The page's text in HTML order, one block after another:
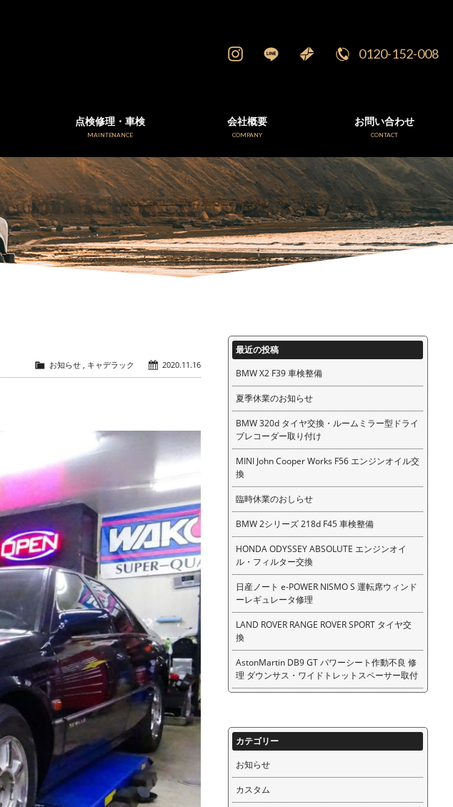
0120-152-008
点検修理・車検
MAINTENANCE
会社概要
COMPANY
お問い合わせ
CONTACT
2020.11.16
お知らせ, キャデラック
最近の投稿
BMW X2 F39 車検整備
夏季休業のお知らせ
BMW 320d タイヤ交換・ルームミラー型ドライ
ブレコーダー取り付け
MINI John Cooper Works F56 エンジンオイル交
換
臨時休業のおしらせ
BMW 2シリーズ 218d F45 車検整備
HONDA ODYSSEY ABSOLUTE エンジンオイ
ル・フィルター交換
日産ノート e-POWER NISMO S 運転席ウィンド
ーレギュレータ修理
LAND ROVER RANGE ROVER SPORT タイヤ交
換
AstonMartin DB9 GT パワーシート作動不良 修
理 ダウンサス・ワイドトレットスペーサー取付
カテゴリー
お知らせ
カスタム